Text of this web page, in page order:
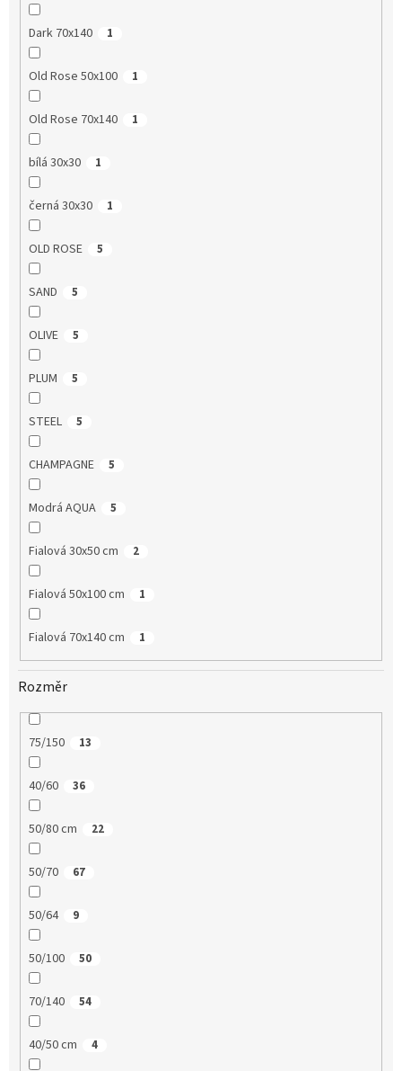
Dark 70x140 1
Old Rose 50x100 1
Old Rose 70x140 1
bílá 30x30 1
černá 30x30 1
OLD ROSE 5
SAND 5
OLIVE 5
PLUM 5
STEEL 5
CHAMPAGNE 5
Modrá AQUA 5
Fialová 30x50 cm 2
Fialová 50x100 cm 1
Fialová 70x140 cm 1
Rozměr
75/150 13
40/60 36
50/80 cm 22
50/70 67
50/64 9
50/100 50
70/140 54
40/50 cm 4